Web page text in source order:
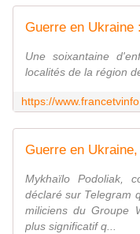
Une soixantaine
localités de la région
Mykhaïlo Podoliak,
déclaré sur Telegram
miliciens du Groupe
plus significatif q...